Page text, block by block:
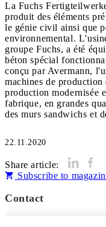
La Fuchs
produit des éléments
le génie civil ainsi que
environnemental.
groupe Fuchs, a été
béton spécial
conçu par Avermann,
machines de
production modernisée
fabrique, en grandes
des murs sandwichs et
22.11.2020
Share article:
Subscribe to
Contact